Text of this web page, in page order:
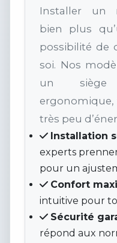
Installer un
bien plus
possibilité de
soi. Nos
un siège
très peu
Installation
experts
pour un
Confort
intuitive pour
Sécurité
répond aux